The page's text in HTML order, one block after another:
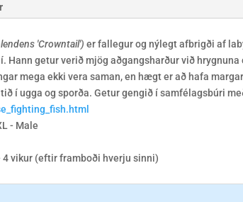
'Crowntail')er fallegur og nýlegt afbrigði af
Hann getur verið mjög aðgangsharður við
mega ekki vera saman, en hægt er að hafa
í ugga og sporða. Getur gengið í samfélagsbúri
- Male
4 vikur (eftir framboði hverju sinni)